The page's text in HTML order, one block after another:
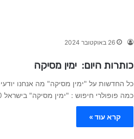
26 באוקטובר 2024
כותרות היום: ימין מסיקה
כל החדשות על "ימין מסיקה" מה אנחנו
כמה פופולרי חיפוש : "ימין מסיקה" בישראל 200+…
קרא עוד »